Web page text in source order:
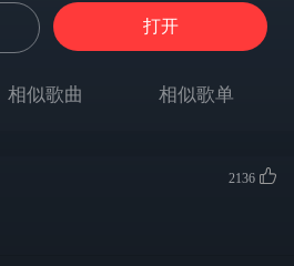
翼広げて
张开翅膀
シシングル「little explorer」]
那天 留下的声音
子里 被暗黑的夜晚所缠绕的
打开
相似歌曲 相似歌单
2136